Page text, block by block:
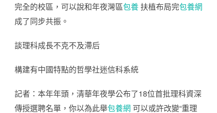
完全的校區，可以說和年夜灣區包養扶植布局完包養網
成了同步共振。
談理科成長不克不及滯后
構建有中國特點的哲學社迷信科系統
記者：本年年頭，清華年夜學公布了18位首批理科資深
傳授選聘名單，你以為此舉包養網 可以或許改變“重理